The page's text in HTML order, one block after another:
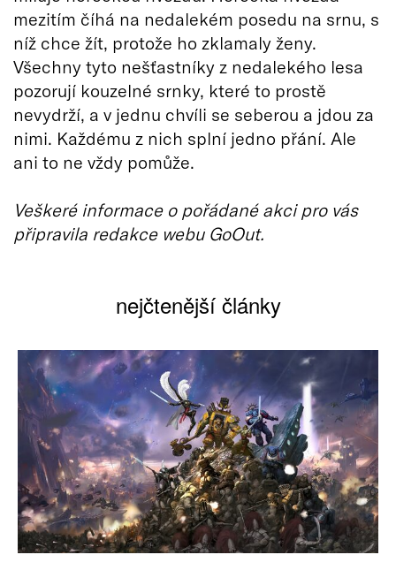
mezitím číhá na nedalekém posedu na srnu, s
níž chce žít, protože ho zklamaly ženy.
Všechny tyto nešťastníky z nedalekého lesa
pozorují kouzelné srnky, které to prostě
nevydrží, a v jednu chvíli se seberou a jdou za
nimi. Každému z nich splní jedno přání. Ale
ani to ne vždy pomůže.
Veškeré informace o pořádané akci pro vás
připravila redakce webu GoOut.
nejčtenější články